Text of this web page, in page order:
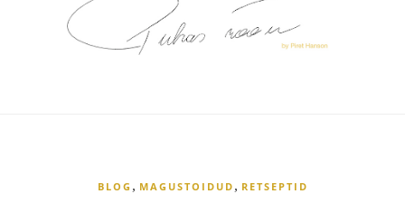
BLOG , MAGUSTOIDUD , RETSEPTID